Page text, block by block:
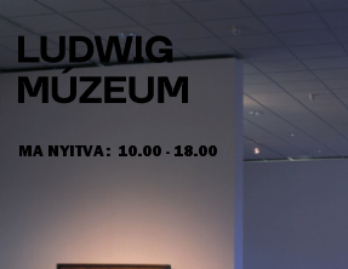
Ugrás
tartalomra
MA NYITVA: 10.00 - 18.00
NYITVATARTÁS ÉS JEGYÁRAK